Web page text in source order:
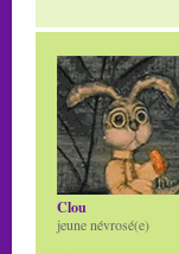
Clou
jeune névrosé(e)